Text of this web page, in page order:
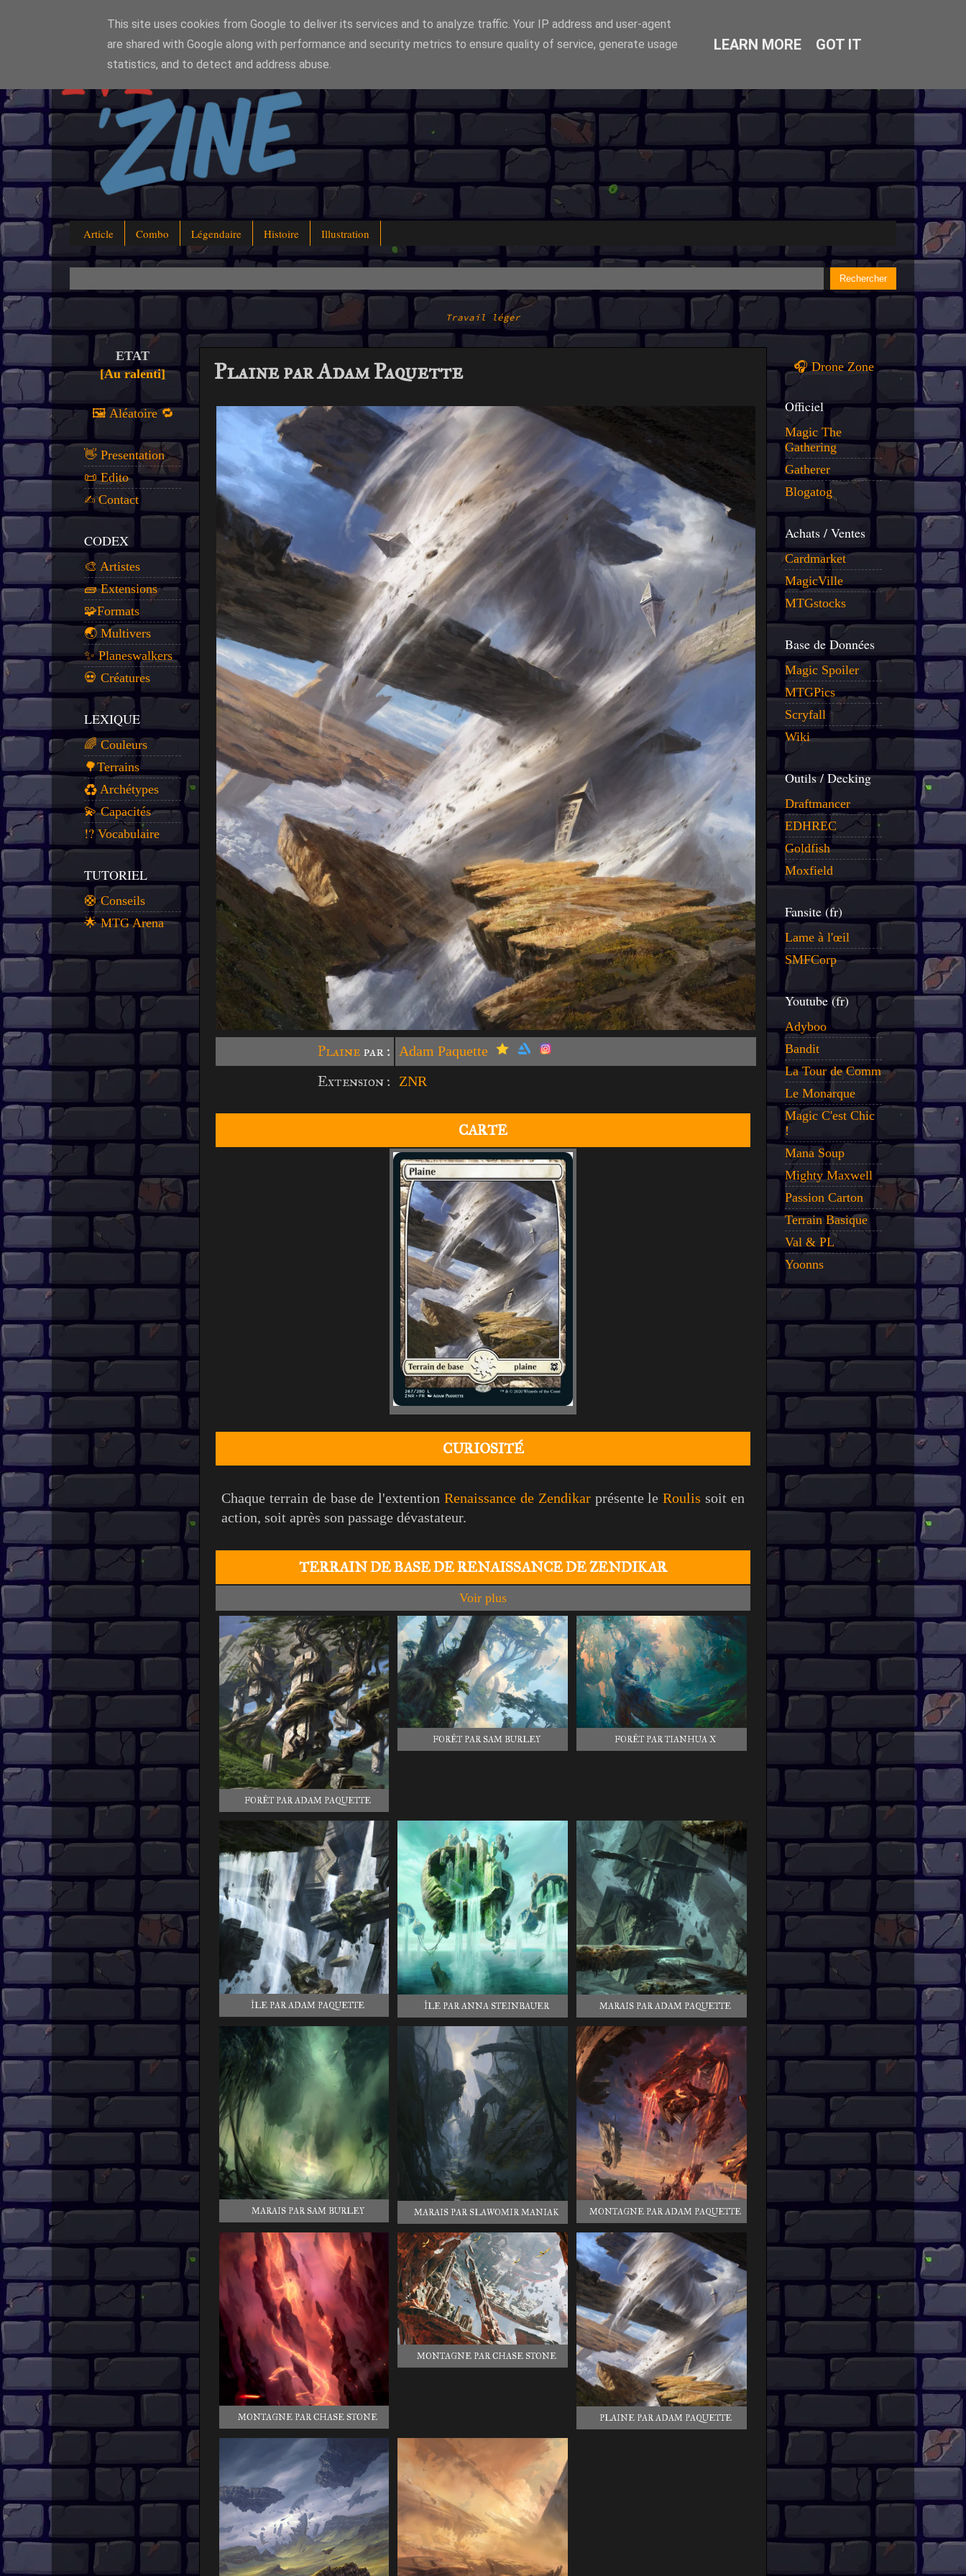
Article Combo Légendaire Histoire Illustration
Travail léger
Plaine par Adam Paquette
Plaine par : Adam Paquette
Extension : ZNR
CARTE
CURIOSITÉ
Chaque terrain de base de l'extentionRenaissance de Zendikarprésente leRoulis soit en
action, soit après son passage dévastateur.
TERRAIN DE BASE DE RENAISSANCE DE ZENDIKAR
Voir plus
FORÊT PAR ADAM PAQUETTE
FORÊT PAR SAM BURLEY FORÊT PAR TIANHUA X
ÎLE PAR ADAM PAQUETTE ÎLE PAR ANNA STEINBAUER MARAIS PAR ADAM PAQUETTE
MARAIS PAR SAM BURLEY MARAIS PAR SLAWOMIR MANIAK MONTAGNE PAR ADAM PAQUETTE
MONTAGNE PAR CHASE STONE
MONTAGNE PAR CHASE STONE
PLAINE PAR ADAM PAQUETTE
ETAT
[Au ralenti]
🖼️ Aléatoire 🔁
👋 Presentation
📜 Edito
✍️ Contact
CODEX
🎨 Artistes
🧱 Extensions
🧩Formats
🌏 Multivers
✨ Planeswalkers
💀 Créatures
LEXIQUE
🌈 Couleurs
🌳Terrains
♻️ Archétypes
💫 Capacités
⁉️ Vocabulaire
TUTORIEL
🛟 Conseils
🌟 MTG Arena
🎧 Drone Zone
Officiel
Magic The
Gathering
Gatherer
Blogatog
Achats / Ventes
Cardmarket
MagicVille
MTGstocks
Base de Données
Magic Spoiler
MTGPics
Scryfall
Wiki
Outils / Decking
Draftmancer
EDHREC
Goldfish
Moxfield
Fansite (fr)
Lame à l'œil
SMFCorp
Youtube (fr)
Adyboo
Bandit
La Tour de Comm
Le Monarque
Magic C'est Chic
!
Mana Soup
Mighty Maxwell
Passion Carton
Terrain Basique
Val & PL
Yoonns
This site uses cookies from Google to deliver its services and to analyze traffic. Your IP address and user-agent
are shared with Google along with performance and security metrics to ensure quality of service, generate usage
statistics, and to detect and address abuse.
LEARN MORE GOT IT